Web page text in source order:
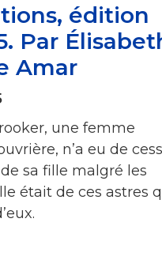
édition
Par
Amar
une femme
n’a eu de
sa fille malgré les
était de ces astres